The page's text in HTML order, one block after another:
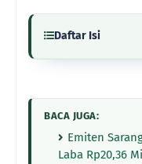
Daftar Isi
BACA JUGA:
Emiten
Laba Rp20,36